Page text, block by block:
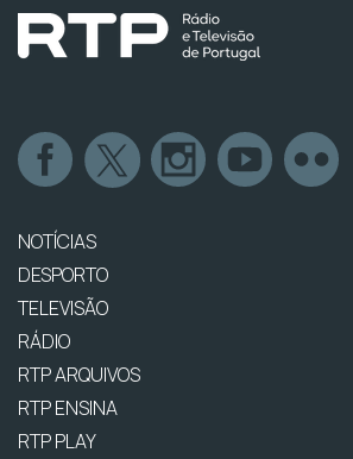
NOTÍCIAS
DESPORTO
TELEVISÃO
RÁDIO
RTP ARQUIVOS
RTP ENSINA
RTP PLAY